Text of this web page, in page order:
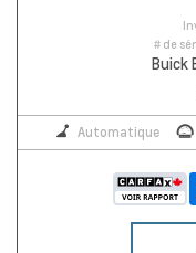
# de
Buick
Automatique